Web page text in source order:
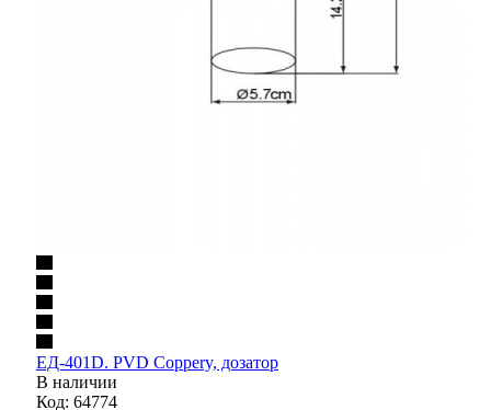
ЕД-401D. PVD Coppery, дозатор
В наличии
Код: 64774